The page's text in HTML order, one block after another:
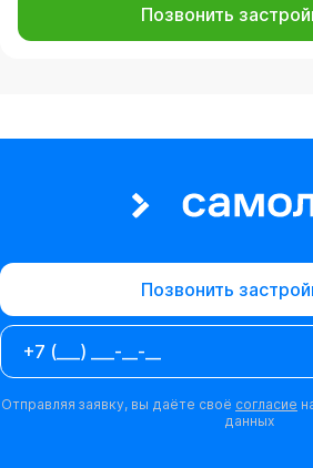
Позвонить
Позвонить
Отправляя заявку, вы даёте своё согласие
данных